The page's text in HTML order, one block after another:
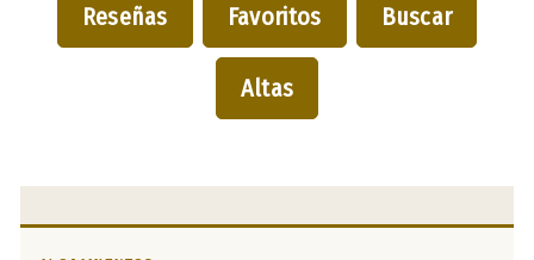
Reseñas Favoritos Buscar
Altas